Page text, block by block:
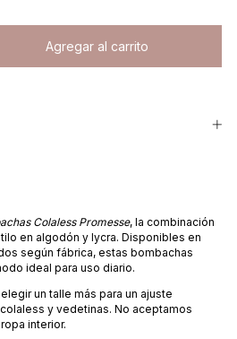
Colaless Promesse, la combinación
en algodón y lycra. Disponibles en
según fábrica, estas bombachas
ideal para uso diario.
un talle más para un ajuste
y vedetinas. No aceptamos
interior.